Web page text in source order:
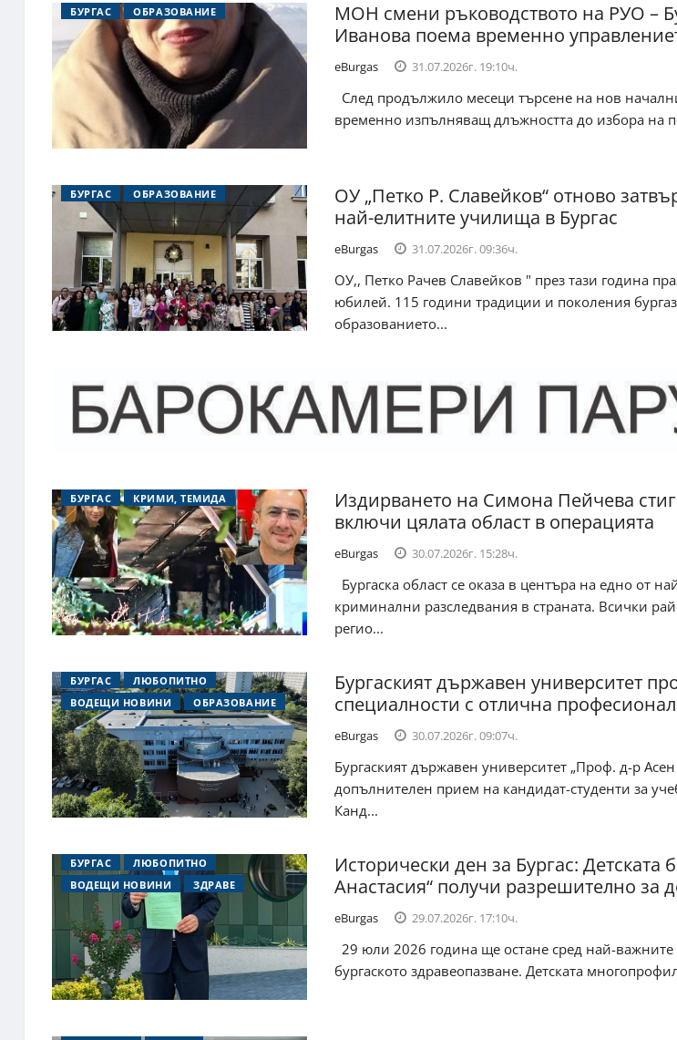
БУРГАС ОБРАЗОВАНИЕ
МОН смени ръководството на РУО –
Иванова поема временно
eBurgas 31.07.2026г. 19:10ч.
След продължило месеци търсене на нов
временно изпълняващ длъжността до избора на
БУРГАС ОБРАЗОВАНИЕ
ОУ „Петко Р. Славейков“ отново
най-елитните училища в Бургас
eBurgas 31.07.2026г. 09:36ч.
ОУ,, Петко Рачев Славейков " през тази година
юбилей. 115 години традиции и поколения
образованието...
БУРГАС КРИМИ, ТЕМИДА
Издирването на Симона Пейчева
включи цялата област в операцията
eBurgas 30.07.2026г. 15:28ч.
Бургаска област се оказа в центъра на едно от
криминални разследвания в страната. Всички
регио...
БУРГАС
ЛЮБОПИТНО
ВОДЕЩИ НОВИНИ
ОБРАЗОВАНИЕ
Бургаският държавен университет
специалности с отлична
eBurgas 30.07.2026г. 09:07ч.
Бургаският държавен университет „Проф. д-р
допълнителен прием на кандидат-студенти за
Канд...
БУРГАС
ЛЮБОПИТНО
ВОДЕЩИ НОВИНИ
ЗДРАВЕ
Исторически ден за Бургас: Детската
Анастасия“ получи разрешително за
eBurgas 29.07.2026г. 17:10ч.
29 юли 2026 година ще остане сред най-важните
бургаското здравеопазване. Детската